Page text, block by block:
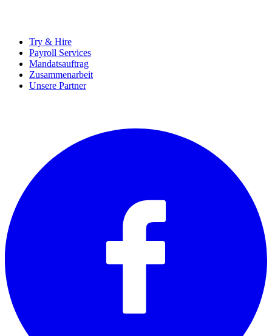
Try & Hire
Payroll Services
Mandatsauftrag
Zusammenarbeit
Unsere Partner